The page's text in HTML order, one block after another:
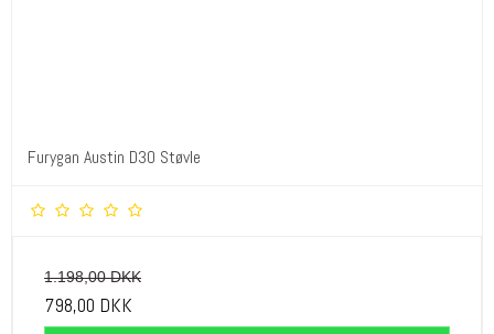
Furygan Austin D3O Støvle
1.198,00 DKK
798,00 DKK